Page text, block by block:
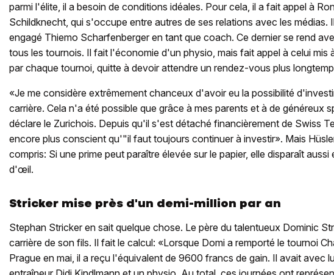
parmi l'élite, il a besoin de conditions idéales. Pour cela, il a fait appel à
Schildknecht, qui s'occupe entre autres de ses relations avec les médias.
engagé Thiemo Scharfenberger en tant que coach. Ce dernier se rend
tous les tournois. Il fait l'économie d'un physio, mais fait appel à celui mis
par chaque tournoi, quitte à devoir attendre un rendez-vous plus
«Je me considère extrêmement chanceux d'avoir eu la possibilité
carrière. Cela n'a été possible que grâce à mes parents et à de généreux
déclare le Zurichois. Depuis qu'il s'est détaché financièrement de Swiss
encore plus conscient qu'"il faut toujours continuer à investir». Mais
compris: Si une prime peut paraître élevée sur le papier, elle disparaît aussi
d'œil.
Stricker mise près d'un demi-million par an
Stephan Stricker en sait quelque chose. Le père du talentueux Dominic
carrière de son fils. Il fait le calcul: «Lorsque Domi a remporté le tournoi
Prague en mai, il a reçu l'équivalent de 9600 francs de gain. Il avait avec